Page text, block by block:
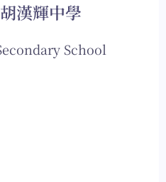
漢輝中學
School